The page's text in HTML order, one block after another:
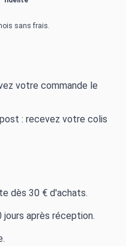
sans frais.
votre commande le
: recevez votre colis
dès 30 € d'achats.
après réception.